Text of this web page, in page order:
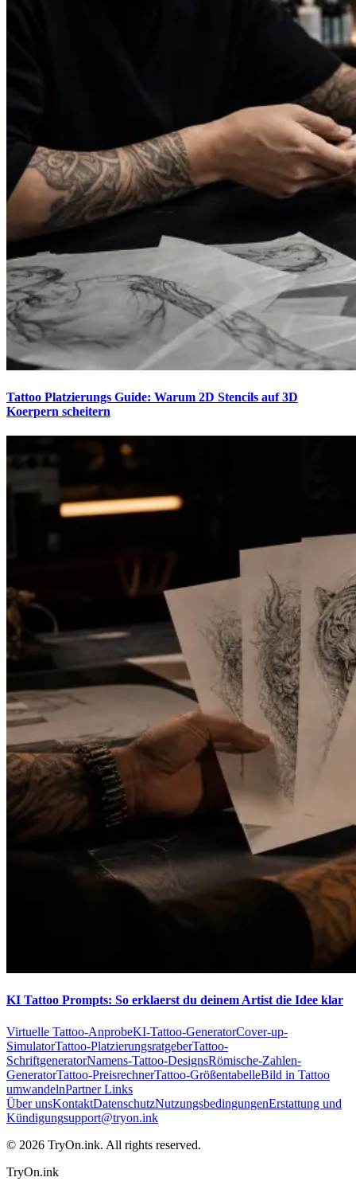
Tattoo Platzierungs Guide: Warum 2D Stencils auf 3D
Koerpern scheitern
KI Tattoo Prompts: So erklaerst du deinem Artist die Idee klar
Virtuelle Tattoo-AnprobeKI-Tattoo-GeneratorCover-up-
SimulatorTattoo-PlatzierungsratgeberTattoo-
SchriftgeneratorNamens-Tattoo-DesignsRömische-Zahlen-
GeneratorTattoo-PreisrechnerTattoo-GrößentabelleBild in Tattoo
umwandelnPartner Links
Über unsKontaktDatenschutzNutzungsbedingungenErstattung und
Kündigungsupport@tryon.ink
© 2026 TryOn.ink. All rights reserved.
TryOn.ink